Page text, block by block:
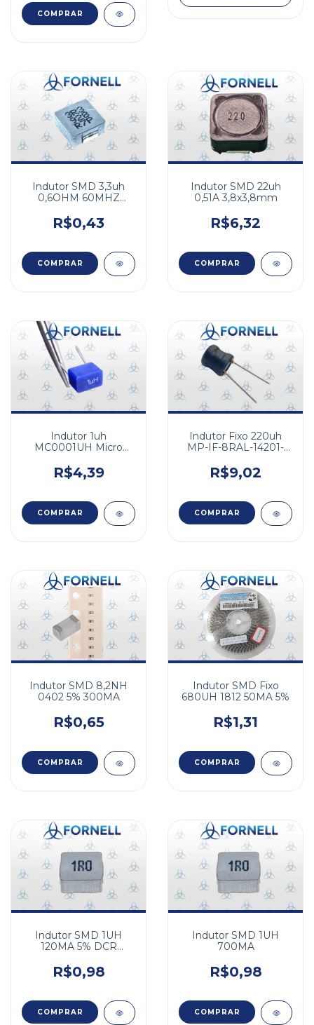
Indutor SMD 3,3uh
0,6OHM 60MHZ
R$0,43
Indutor SMD 22uh
0,51A 3,8x3,8mm
R$6,32
Indutor 1uh
MC0001UH Micro
R$4,39
Indutor Fixo 220uh
MP-IF-8RAL-14201-
R$9,02
Indutor SMD 8,2NH
0402 5% 300MA
R$0,65
Indutor SMD Fixo
680UH 1812 50MA 5%
R$1,31
Indutor SMD 1UH
120MA 5% DCR
R$0,98
Indutor SMD 1UH
700MA
R$0,98